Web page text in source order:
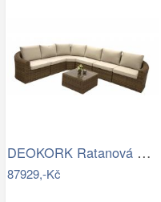
DEOKORK Ratanová modulová sestava…
87929,-Kč